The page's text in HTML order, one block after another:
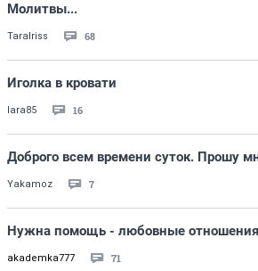
Молитвы...
TaraIriss 68
Иголка в кровати
lara85 16
Доброго всем времени суток. Прошу
Yakamoz 7
Нужна помощь - любовные отношения
akademka777 71